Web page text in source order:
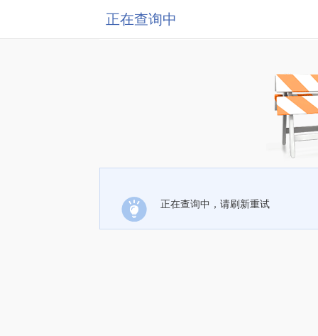
正在查询中
正在查询中，请刷新重试